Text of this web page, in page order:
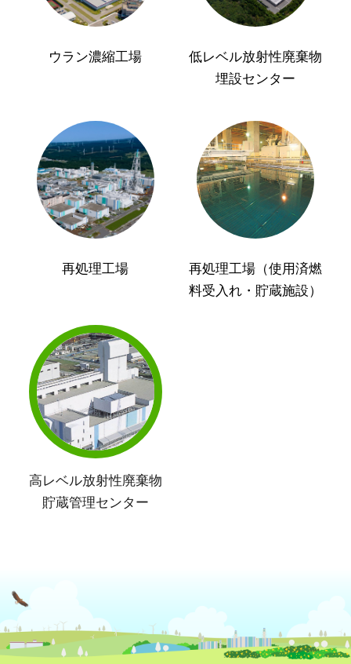
ウラン濃縮工場
低レベル放射性廃棄物
埋設センター
再処理工場
再処理工場（使用済燃
料受入れ・貯蔵施設）
高レベル放射性廃棄物
貯蔵管理センター